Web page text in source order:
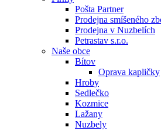
Pošta Partner
Prodejna smíšeného
Prodejna v Nuzbelích
Petrastav s.r.o.
Naše obce
Bítov
Oprava kapličky
Hroby
Sedlečko
Kozmice
Lažany
Nuzbely